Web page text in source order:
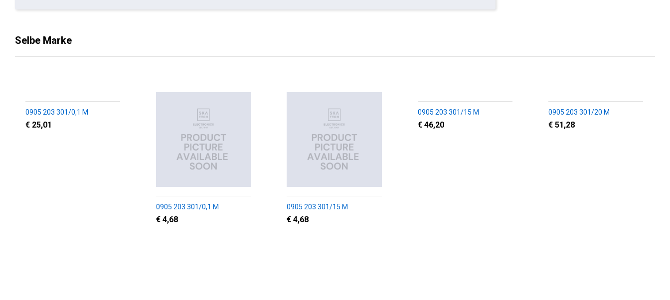
Selbe Marke
0905 203 301/0,1 M
€ 25,01
0905 203 301/0,1 M
€ 4,68
0905 203 301/15 M
€ 4,68
0905 203 301/15 M
€ 46,20
0905 203 301/20 M
€ 51,28